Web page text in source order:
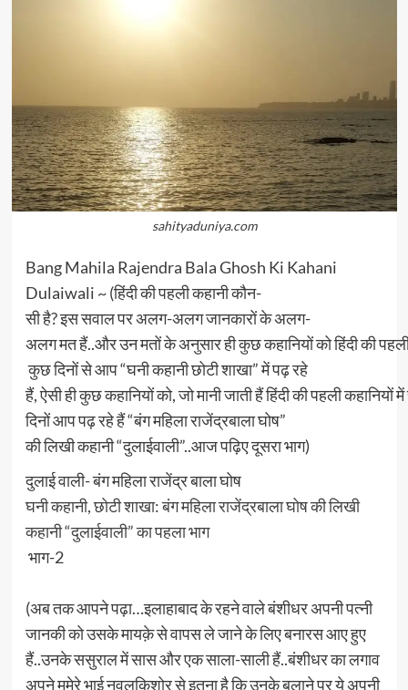
sahityaduniya.com
Bang Mahila Rajendra Bala Ghosh Ki Kahani
Dulaiwali ~ (हिंदी की पहली कहानी कौन-
सी है? इस सवाल पर अलग-अलग जानकारों के अलग-
अलग मत हैं..और उन मतों के अनुसार ही कुछ कहानियों को हिंदी की पहली
कुछ दिनों से आप “घनी कहानी छोटी शाखा” में पढ़ रहे
हैं, ऐसी ही कुछ कहानियों को, जो मानी जाती हैं हिंदी की पहली कहानियों
दिनों आप पढ़ रहे हैं “बंग महिला राजेंद्रबाला घोष”
की लिखी कहानी “दुलाईवाली”..आज पढ़िए दूसरा भाग)
दुलाई वाली- बंग महिला राजेंद्र बाला घोष
घनी कहानी, छोटी शाखा: बंग महिला राजेंद्रबाला घोष की लिखी
कहानी “दुलाईवाली” का पहला भाग
भाग-2
(अब तक आपने पढ़ा…इलाहाबाद के रहने वाले बंशीधर अपनी पत्नी
जानकी को उसके मायक़े से वापस ले जाने के लिए बनारस आए हुए
हैं..उनके ससुराल में सास और एक साला-साली हैं..बंशीधर का लगाव
अपने ममेरे भाई नवलकिशोर से इतना है कि उनके बुलाने पर ये अपनी